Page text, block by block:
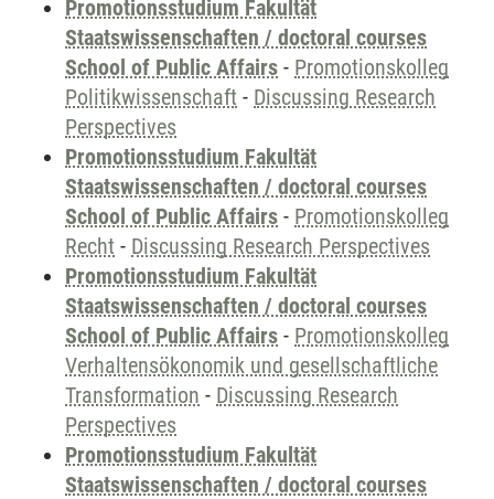
Promotionsstudium Fakultät
Staatswissenschaften / doctoral courses
School of Public Affairs - Promotionskolleg
Politikwissenschaft - Discussing Research
Perspectives
Promotionsstudium Fakultät
Staatswissenschaften / doctoral courses
School of Public Affairs - Promotionskolleg
Recht - Discussing Research Perspectives
Promotionsstudium Fakultät
Staatswissenschaften / doctoral courses
School of Public Affairs - Promotionskolleg
Verhaltensökonomik und gesellschaftliche
Transformation - Discussing Research
Perspectives
Promotionsstudium Fakultät
Staatswissenschaften / doctoral courses